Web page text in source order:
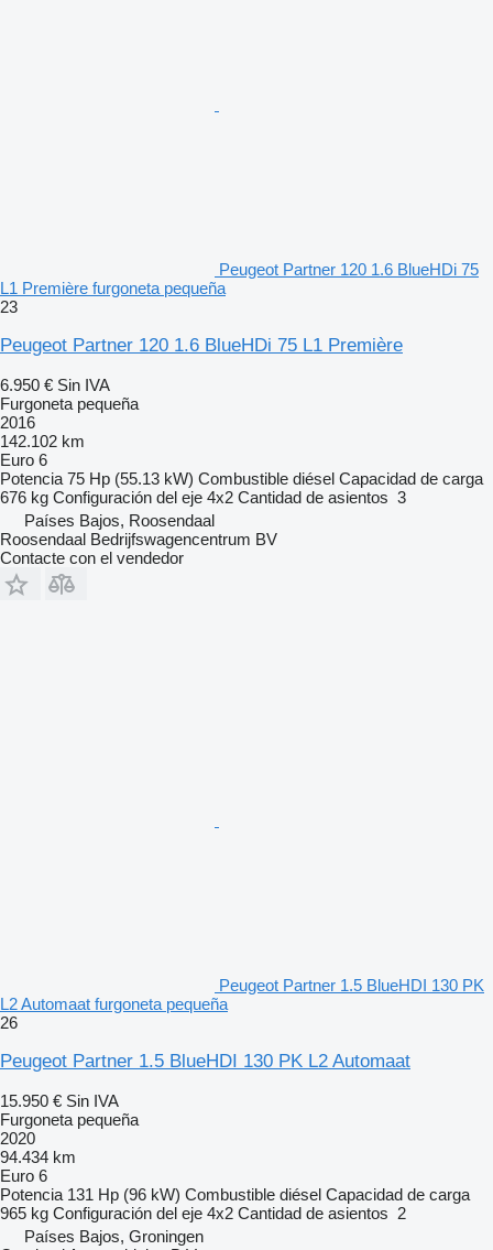
Peugeot Partner 120 1.6 BlueHDi 75
L1 Première furgoneta pequeña
23
Peugeot Partner 120 1.6 BlueHDi 75 L1 Première
6.950 € Sin IVA
Furgoneta pequeña
2016
142.102 km
Euro 6
Potencia 75 Hp (55.13 kW) Combustible diésel Capacidad de carga
676 kg Configuración del eje 4x2 Cantidad de asientos 3
Países Bajos, Roosendaal
Roosendaal Bedrijfswagencentrum BV
Contacte con el vendedor
Peugeot Partner 1.5 BlueHDI 130 PK
L2 Automaat furgoneta pequeña
26
Peugeot Partner 1.5 BlueHDI 130 PK L2 Automaat
15.950 € Sin IVA
Furgoneta pequeña
2020
94.434 km
Euro 6
Potencia 131 Hp (96 kW) Combustible diésel Capacidad de carga
965 kg Configuración del eje 4x2 Cantidad de asientos 2
Países Bajos, Groningen